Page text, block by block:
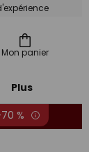
Mon panier
Plus
%